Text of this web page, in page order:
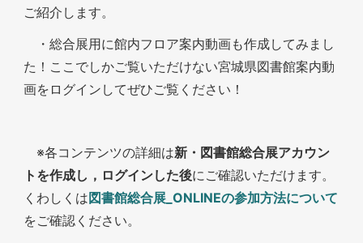
ご紹介します。
・総合展用に館内フロア案内動画も作成してみまし
た！ここでしかご覧いただけない宮城県図書館案内動
画をログインしてぜひご覧ください！
※各コンテンツの詳細は新・図書館総合展アカウン
トを作成し，ログインした後にご確認いただけます。
くわしくは 図書館総合展_ONLINEの参加方法について
をご確認ください。